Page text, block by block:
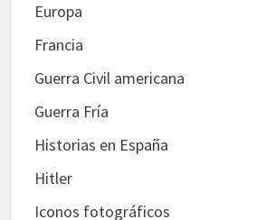
Europa
Francia
Guerra Civil americana
Guerra Fría
Historias en España
Hitler
Iconos fotográficos